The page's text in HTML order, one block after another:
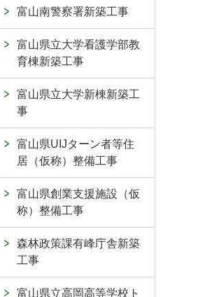
富山南警察署新築工事
富山県立大学看護学部教
育棟新築工事
富山県立大学新棟新築工
事
富山県UIJターン者等住
居（仮称）整備工事
富山県創業支援施設（仮
称）整備工事
森林政策課有峰庁舎新築
工事
富山県立高岡高等学校ト